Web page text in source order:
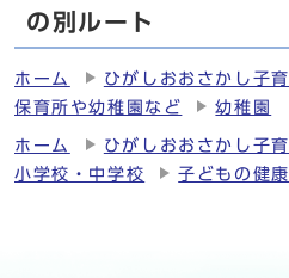
の別ルート
ホーム
ひがしおおさかし子
保育所や幼稚園など
幼稚園
ホーム
ひがしおおさかし子
小学校・中学校
子どもの健康